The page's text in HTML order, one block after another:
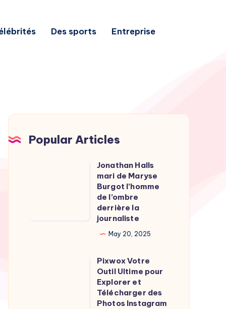
Des sports
Entreprise
Popular Articles
Jonathan Halls
mari de Maryse
Burgot l’homme
de l’ombre
derrière la
journaliste
May 20, 2025
Pixwox Votre
Outil Ultime pour
Explorer et
Télécharger des
Photos Instagram